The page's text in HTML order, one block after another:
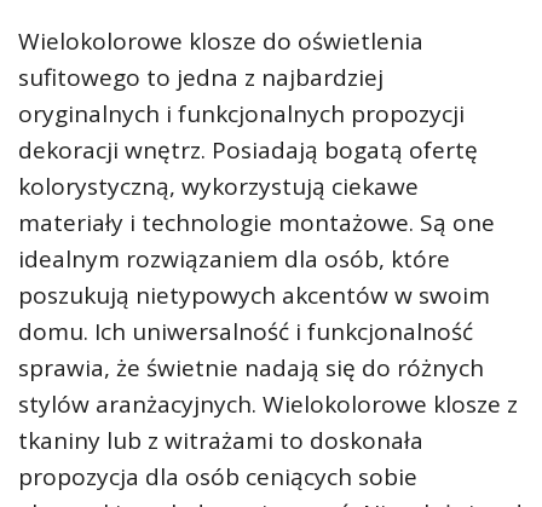
Wielokolorowe klosze do oświetlenia
sufitowego to jedna z najbardziej
oryginalnych i funkcjonalnych propozycji
dekoracji wnętrz. Posiadają bogatą ofertę
kolorystyczną, wykorzystują ciekawe
materiały i technologie montażowe. Są one
idealnym rozwiązaniem dla osób, które
poszukują nietypowych akcentów w swoim
domu. Ich uniwersalność i funkcjonalność
sprawia, że świetnie nadają się do różnych
stylów aranżacyjnych. Wielokolorowe klosze z
tkaniny lub z witrażami to doskonała
propozycja dla osób ceniących sobie